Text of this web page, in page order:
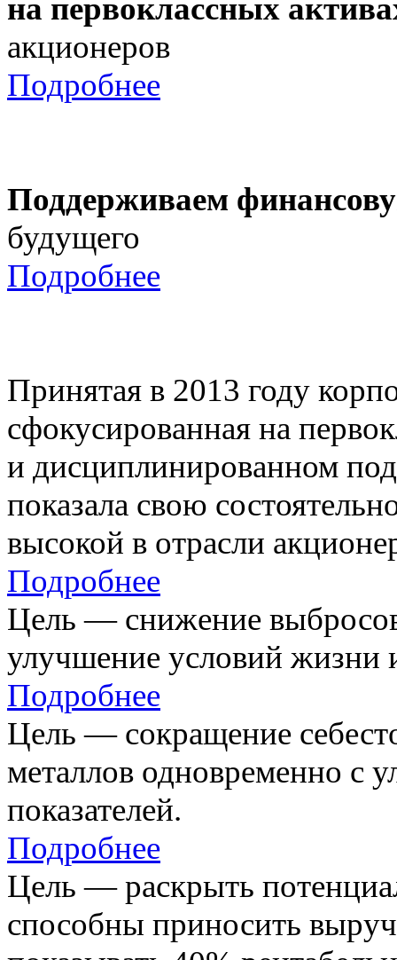
на первоклассных
акционеров
Подробнее
Поддерживаем
будущего
Подробнее
Принятая в 2013 году
сфокусированная на
и дисциплинированном
показала свою
высокой в отрасли
Подробнее
Цель — снижение
улучшение условий жизни
Подробнее
Цель — сокращение
металлов одновременно с
показателей.
Подробнее
Цель — раскрыть
способны приносить